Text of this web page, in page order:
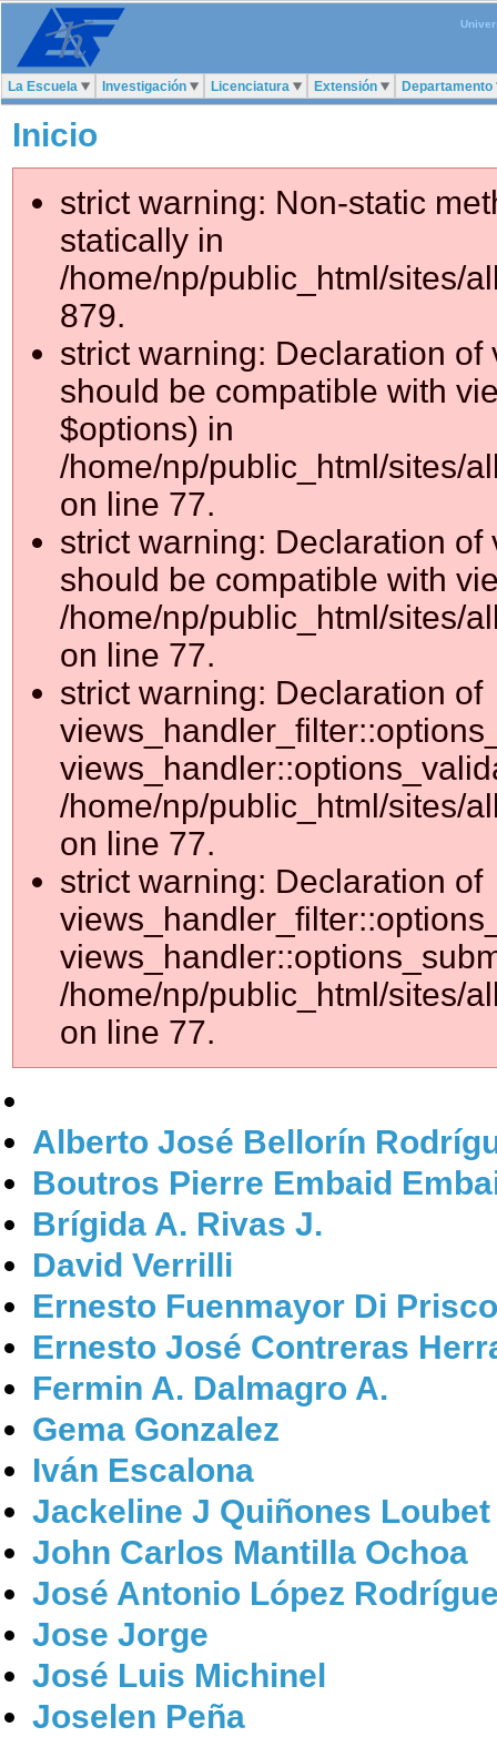
La Escuela Investigación Licenciatura Extensión Departamento
Inicio
strict warning: Non-static
statically in
/home/np/public_html/sites/
879.
strict warning: Declaration
should be compatible with
$options) in
/home/np/public_html/sites/
on line 77.
strict warning: Declaration
should be compatible with
/home/np/public_html/sites/
on line 77.
strict warning: Declaration of
/home/np/public_html/sites/
on line 77.
strict warning: Declaration of
/home/np/public_html/sites/
on line 77.
Alberto José Bellorín
Boutros Pierre Embaid
Brígida A. Rivas J.
David Verrilli
Ernesto Fuenmayor Di
Ernesto José Contreras
Fermin A. Dalmagro A.
Gema Gonzalez
Iván Escalona
Jackeline J Quiñones Loubet
John Carlos Mantilla Ochoa
José Antonio López
Jose Jorge
José Luis Michinel
Joselen Peña